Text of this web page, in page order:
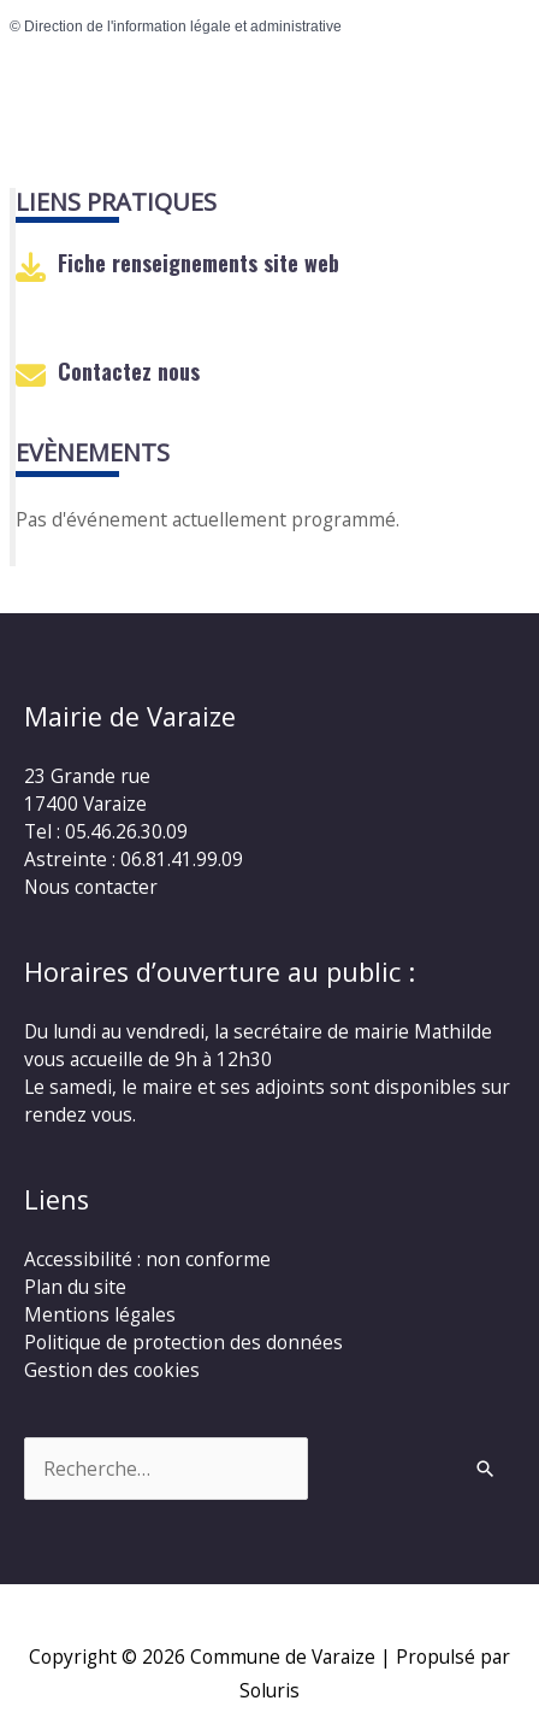
© Direction de l'information légale et administrative
LIENS PRATIQUES
Fiche renseignements site web
Contactez nous
EVÈNEMENTS
Pas d'événement actuellement programmé.
Mairie de Varaize
23 Grande rue
17400 Varaize
Tel : 05.46.26.30.09
Astreinte : 06.81.41.99.09
Nous contacter
Horaires d’ouverture au public :
Du lundi au vendredi, la secrétaire de mairie Mathilde
vous accueille de 9h à 12h30
Le samedi, le maire et ses adjoints sont disponibles sur
rendez vous.
Liens
Accessibilité : non conforme
Plan du site
Mentions légales
Politique de protection des données
Gestion des cookies
Copyright © 2026 Commune de Varaize | Propulsé par
Soluris